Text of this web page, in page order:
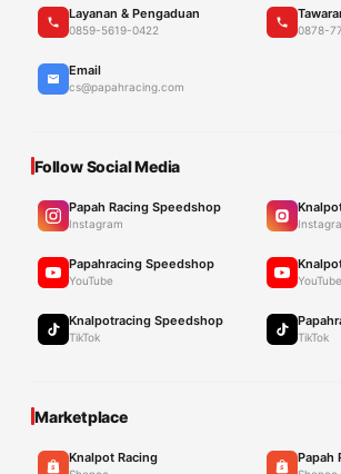
Layanan & Pengaduan
0859-5619-0422 0878-
Email
cs@papahracing.com
Follow Social Media
Papah Racing Speedshop
Instagram
Papahracing Speedshop
YouTube YouTube
Knalpotracing Speedshop
TikTok TikTok
Marketplace
Knalpot Racing Papah